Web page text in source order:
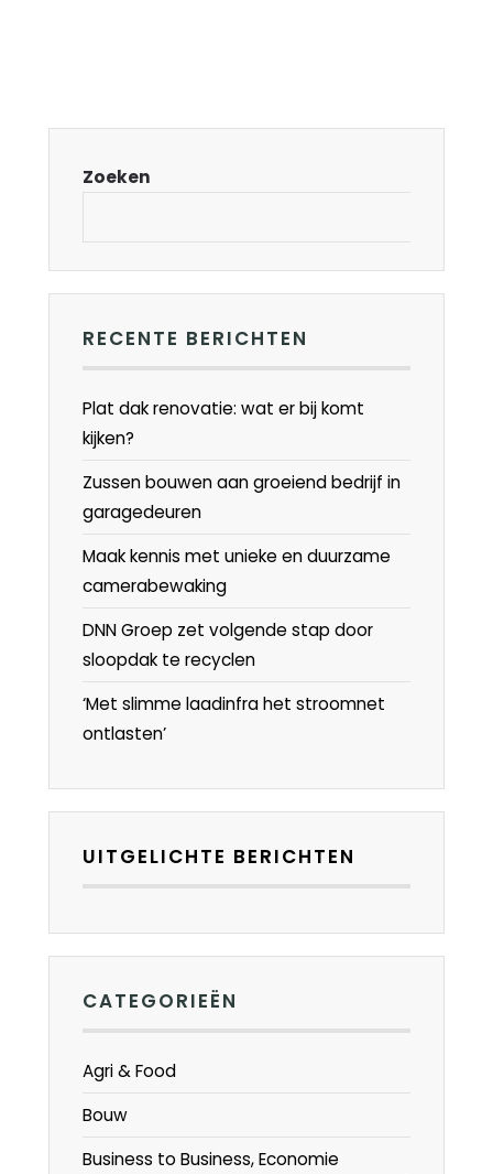
Zoeken
RECENTE BERICHTEN
Plat dak renovatie: wat er bij komt
kijken?
Zussen bouwen aan groeiend bedrijf in
garagedeuren
Maak kennis met unieke en duurzame
camerabewaking
DNN Groep zet volgende stap door
sloopdak te recyclen
‘Met slimme laadinfra het stroomnet
ontlasten’
UITGELICHTE BERICHTEN
CATEGORIEËN
Agri & Food
Bouw
Business to Business, Economie